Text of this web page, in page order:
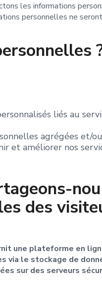
les informations
personnelles ne
liés au
agrégées et/ou
et améliorer nos
des
une plateforme en
via le stockage de
sur des serveurs